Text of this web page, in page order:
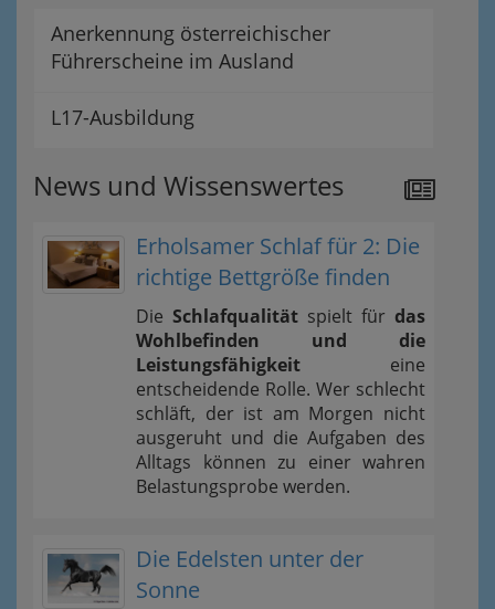
Anerkennung österreichischer
Führerscheine im Ausland
L17-Ausbildung
News und Wissenswertes
Erholsamer Schlaf für 2: Die
richtige Bettgröße finden
Die Schlafqualität spielt für das
Wohlbefinden und die
Leistungsfähigkeit eine
entscheidende Rolle. Wer schlecht
schläft, der ist am Morgen nicht
ausgeruht und die Aufgaben des
Alltags können zu einer wahren
Belastungsprobe werden.
Die Edelsten unter der
Sonne